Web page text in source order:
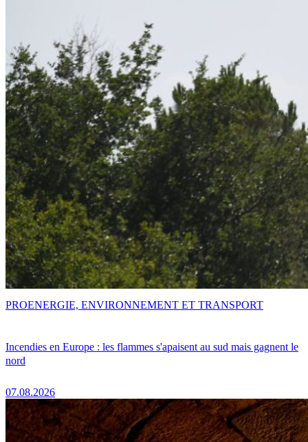
Incendies en Europe : les flammes s'apaisent au sud mais gagnent le
nord
07.08.2026
PROENERGIE, ENVIRONNEMENT ET TRANSPORT